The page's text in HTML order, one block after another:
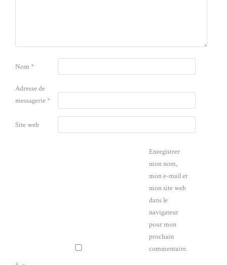
Nom*
Adresse de
messagerie*
Site web
Enregistrer
mon nom,
mon e-mail et
mon site web
dans le
navigateur
pour mon
prochain
commentaire.